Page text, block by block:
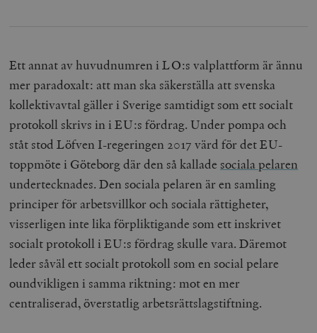
Ett annat av huvudnumren i LO:s valplattform är ännu
mer paradoxalt: att man ska säkerställa att svenska
kollektivavtal gäller i Sverige samtidigt som ett socialt
protokoll skrivs in i EU:s fördrag. Under pompa och
ståt stod Löfven I-regeringen 2017 värd för det EU-
toppmöte i Göteborg där den så kallade sociala pelaren
undertecknades. Den sociala pelaren är en samling
principer för arbetsvillkor och sociala rättigheter,
visserligen inte lika förpliktigande som ett inskrivet
socialt protokoll i EU:s fördrag skulle vara. Däremot
leder såväl ett socialt protokoll som en social pelare
oundvikligen i samma riktning: mot en mer
centraliserad, överstatlig arbetsrättslagstiftning.